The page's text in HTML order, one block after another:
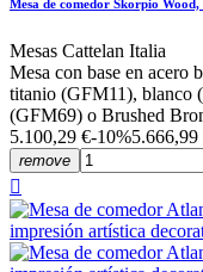
Mesa de comedor Skorpio Wood,
Mesas Cattelan Italia
Mesa con base en acero
titanio (GFM11), blanco
(GFM69) o Brushed
5.100,29 €-10%5.666,99
remove
